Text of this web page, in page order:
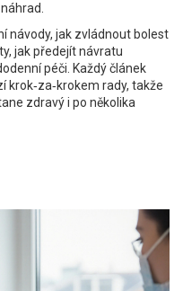
návody, jak zvládnout bolest
jak předejít návratu
péči. Každý článek
krok‑za‑krokem rady, takže
zdravý i po několika